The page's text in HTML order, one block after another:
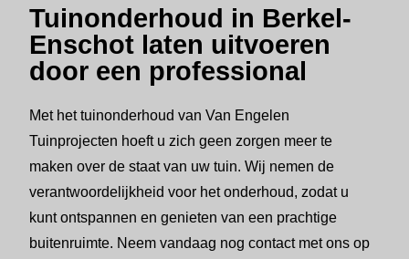
Tuinonderhoud in Berkel-
Enschot laten uitvoeren
door een professional
Met het tuinonderhoud van Van Engelen
Tuinprojecten hoeft u zich geen zorgen meer te
maken over de staat van uw tuin. Wij nemen de
verantwoordelijkheid voor het onderhoud, zodat u
kunt ontspannen en genieten van een prachtige
buitenruimte. Neem vandaag nog contact met ons op